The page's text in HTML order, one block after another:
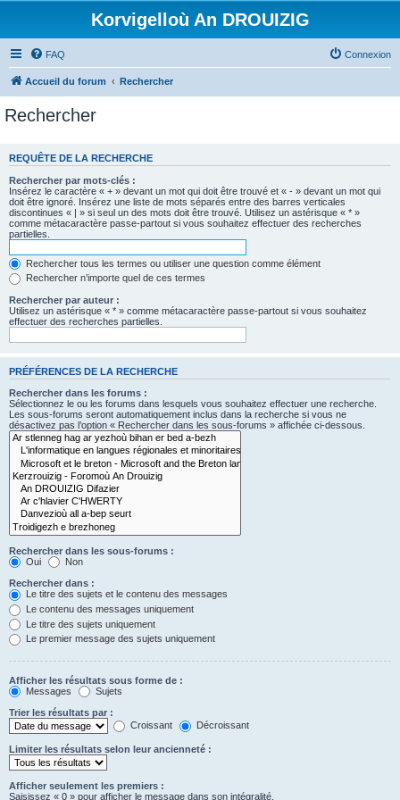
Korvigelloù An DROUIZIG
FAQ Connexion
Accueil du forum Rechercher
Rechercher
REQUÊTE DE LA RECHERCHE
Rechercher par mots-clés :
Insérez le caractère « + » devant un mot qui doit être trouvé et « - » devant un mot qui
doit être ignoré. Insérez une liste de mots séparés entre des barres verticales
discontinues « | » si seul un des mots doit être trouvé. Utilisez un astérisque « * »
comme métacaractère passe-partout si vous souhaitez effectuer des recherches
partielles.
Rechercher tous les termes ou utiliser une question comme élément
Rechercher n’importe quel de ces termes
Rechercher par auteur :
Utilisez un astérisque « * » comme métacaractère passe-partout si vous souhaitez
effectuer des recherches partielles.
PRÉFÉRENCES DE LA RECHERCHE
Rechercher dans les forums :
Sélectionnez le ou les forums dans lesquels vous souhaitez effectuer une recherche.
Les sous-forums seront automatiquement inclus dans la recherche si vous ne
désactivez pas l’option « Rechercher dans les sous-forums » affichée ci-dessous.
Rechercher dans les sous-forums :
Oui
Non
Rechercher dans :
Le titre des sujets et le contenu des messages
Le contenu des messages uniquement
Le titre des sujets uniquement
Le premier message des sujets uniquement
Afficher les résultats sous forme de :
Messages
Sujets
Trier les résultats par :
Croissant
Décroissant
Limiter les résultats selon leur ancienneté :
Afficher seulement les premiers :
Saisissez « 0 » pour afficher le message dans son intégralité.